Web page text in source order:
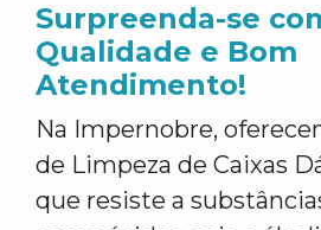
Surpreenda-se
Qualidade e Bom
Atendimento!
Na Impernobre,
de Limpeza de Caixas
que resiste a